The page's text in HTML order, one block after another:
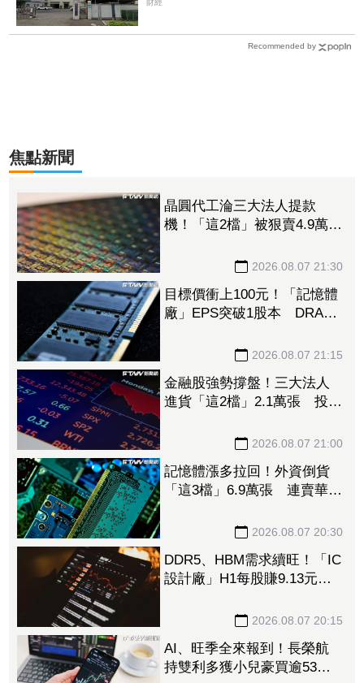
財經
Recommended by
焦點新聞
晶圓代工淪三大法人提款
機！「這2檔」被狠賣4.9萬
2026.08.07 21:30
目標價衝上100元！「記憶體
廠」EPS突破1股本 DRAM
2026.08.07 21:15
金融股強勢撐盤！三大法人
進貨「這2檔」2.1萬張 投
2026.08.07 21:00
記憶體漲多拉回！外資倒貨
「這3檔」6.9萬張 連賣華邦
2026.08.07 20:30
DDR5、HBM需求續旺！「IC
設計廠」H1每股賺9.13元
2026.08.07 20:15
AI、旺季全來報到！長榮航
持雙利多獲小兒豪買逾53萬